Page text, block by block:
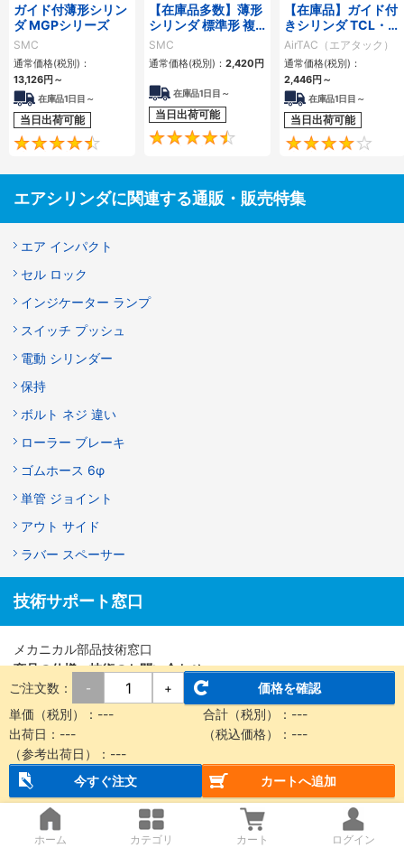
ガイド付薄形シリン
ダ MGPシリーズ
SMC
通常価格(税別)：
13,126円 ～
在庫品1日目～
当日出荷可能
4.6
【在庫品多数】薄形
シリンダ 標準形 複
動・片ロッド CQ2
シリーズ
SMC
通常価格(税別)： 2,420 円
在庫品1日目～
当日出荷可能
4.5
【在庫品】ガイド付
きシリンダ TCL・
TCMシリーズ
AirTAC（エアタック）
通常価格(税別)：
2,446円 ～
在庫品1日目～
当日出荷可能
エアシリンダに関連する通販・販売特集
エア インパクト
セル ロック
インジケーター ランプ
スイッチ プッシュ
電動 シリンダー
保持
ボルト ネジ 違い
ローラー ブレーキ
ゴムホース 6φ
単管 ジョイント
アウト サイド
ラバー スペーサー
技術サポート窓口
メカニカル部品技術窓口
商品の仕様・技術のお問い合わせ
Webお問い合わせフォーム
営業時間：9:00～18:00（土曜日・日曜日・祝日は除く）
※お問い合わせフォームは24時間受付しております。
ご注文数： - +
価格を確認
単価（税別）： --- 合計（税別）： ---
出荷日： --- （税込価格）： ---
（参考出荷日）： ---
今すぐ注文
カートへ追加
ホーム カテゴリ カート ログイン